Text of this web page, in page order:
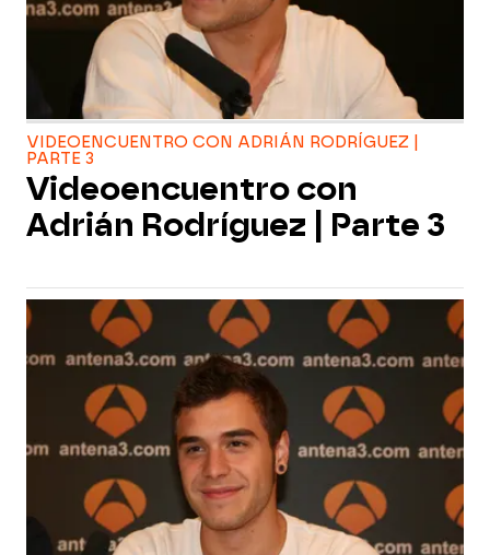
VIDEOENCUENTRO CON ADRIÁN RODRÍGUEZ |
PARTE 3
Videoencuentro con
Adrián Rodríguez | Parte 3